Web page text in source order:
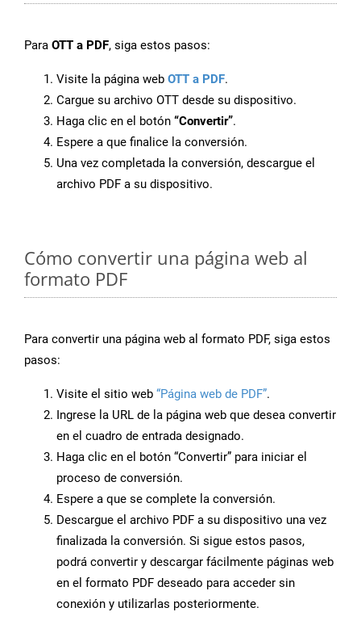
Para OTT a PDF, siga estos pasos:
Visite la página web OTT a PDF.
Cargue su archivo OTT desde su dispositivo.
Haga clic en el botón “Convertir”.
Espere a que finalice la conversión.
Una vez completada la conversión, descargue el
archivo PDF a su dispositivo.
Cómo convertir una página web al
formato PDF
Para convertir una página web al formato PDF, siga estos
pasos:
Visite el sitio web “Página web de PDF”.
Ingrese la URL de la página web que desea convertir
en el cuadro de entrada designado.
Haga clic en el botón “Convertir” para iniciar el
proceso de conversión.
Espere a que se complete la conversión.
Descargue el archivo PDF a su dispositivo una vez
finalizada la conversión. Si sigue estos pasos,
podrá convertir y descargar fácilmente páginas web
en el formato PDF deseado para acceder sin
conexión y utilizarlas posteriormente.